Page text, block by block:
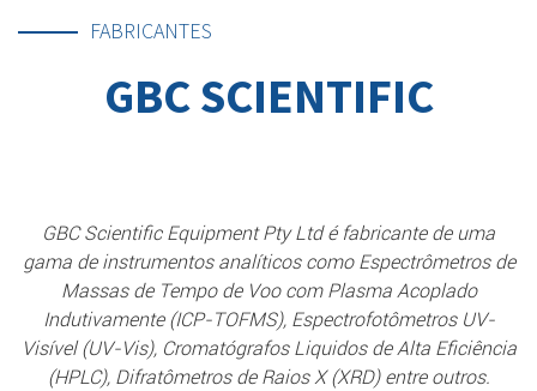
FABRICANTES
GBC SCIENTIFIC
GBC Scientific Equipment Pty Ltd é fabricante de uma
gama de instrumentos analíticos como Espectrômetros de
Massas de Tempo de Voo com Plasma Acoplado
Indutivamente (ICP-TOFMS), Espectrofotômetros UV-
Visível (UV-Vis), Cromatógrafos Liquidos de Alta Eficiência
(HPLC), Difratômetros de Raios X (XRD) entre outros.